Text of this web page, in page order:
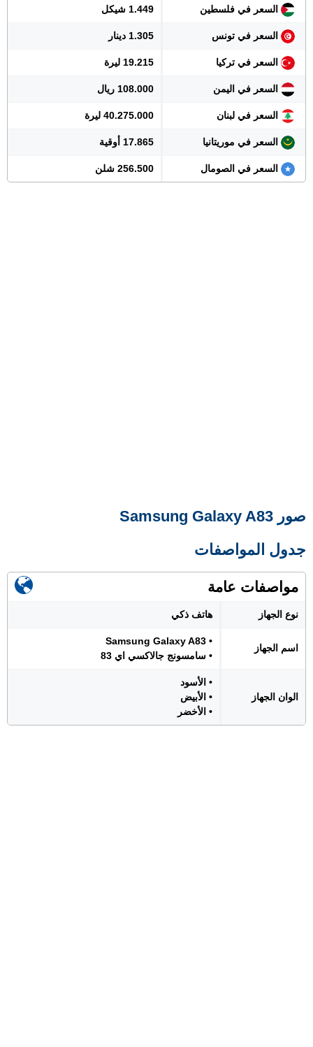
السعر في فلسطين 1.449 شيكل
السعر في تونس 1.305 دينار
السعر في تركيا 19.215 ليرة
السعر في اليمن 108.000 ريال
السعر في لبنان 40.275.000 ليرة
السعر في موريتانيا 17.865 أوقية
السعر في الصومال 256.500 شلن
صور Samsung Galaxy A83
جدول المواصفات
مواصفات عامة
نوع الجهاز هاتف ذكي
اسم الجهاز
• Samsung Galaxy A83
• سامسونج جالاكسي اي 83
الوان الجهاز
• الأسود
• الأبيض
• الأخضر